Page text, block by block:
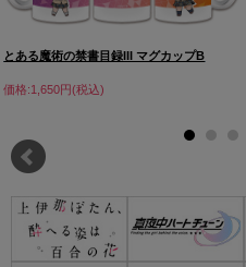
とある魔術の禁書目録III マグカップB
価格:1,650円(税込)